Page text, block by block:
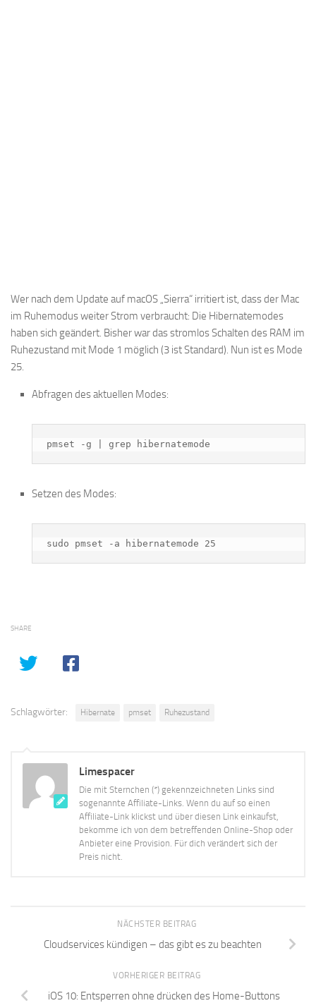
Wer nach dem Update auf macOS „Sierra“ irritiert ist, dass der Mac
im Ruhemodus weiter Strom verbraucht: Die Hibernatemodes
haben sich geändert. Bisher war das stromlos Schalten des RAM im
Ruhezustand mit Mode 1 möglich (3 ist Standard). Nun ist es Mode
25.
Abfragen des aktuellen Modes:
pmset -g | grep hibernatemode
Setzen des Modes:
sudo pmset -a hibernatemode 25
SHARE
Schlagwörter: Hibernate pmset Ruhezustand
Limespacer
Die mit Sternchen (*) gekennzeichneten Links sind
sogenannte Affiliate-Links. Wenn du auf so einen
Affiliate-Link klickst und über diesen Link einkaufst,
bekomme ich von dem betreffenden Online-Shop oder
Anbieter eine Provision. Für dich verändert sich der
Preis nicht.
NÄCHSTER BEITRAG
Cloudservices kündigen – das gibt es zu beachten
VORHERIGER BEITRAG
iOS 10: Entsperren ohne drücken des Home-Buttons